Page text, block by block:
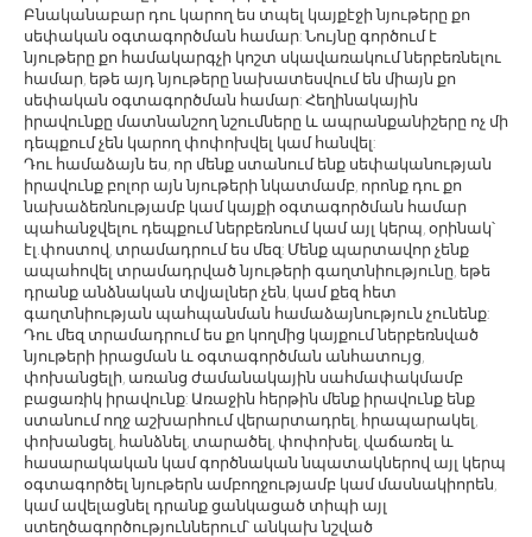
Բնականաբար դու կարող ես տպել կայքէջի նյութերը քո
սեփական օգտագործման համար: Նույնը գործում է
նյութերը քո համակարգչի կոշտ սկավառակում ներբեռնելու
համար, եթե այդ նյութերը նախատեսվում են միայն քո
սեփական օգտագործման համար: Հեղինակային
իրավունքը մատնանշող նշումները և ապրանքանիշերը ոչ մի
դեպքում չեն կարող փոփոխվել կամ հանվել:
Դու համաձայն ես, որ մենք ստանում ենք սեփականության
իրավունք բոլոր այն նյութերի նկատմամբ, որոնք դու քո
նախաձեռնությամբ կամ կայքի օգտագործման համար
պահանջվելու դեպքում ներբեռնում կամ այլ կերպ, օրինակ՝
էլ.փոստով, տրամադրում ես մեզ: Մենք պարտավոր չենք
ապահովել տրամադրված նյութերի գաղտնիությունը, եթե
դրանք անձնական տվյալներ չեն, կամ քեզ հետ
գաղտնիության պահպանման համաձայնություն չունենք:
Դու մեզ տրամադրում ես քո կողմից կայքում ներբեռնված
նյութերի իրացման և օգտագործման անհատույց,
փոխանցելի, առանց ժամանակային սահմափակմամբ
բացառիկ իրավունք: Առաջին հերթին մենք իրավունք ենք
ստանում ողջ աշխարհում վերարտադրել, հրապարակել,
փոխանցել, հանձնել, տարածել, փոփոխել, վաճառել և
հասարակական կամ գործնական նպատակներով այլ կերպ
օգտագործել նյութերն ամբողջությամբ կամ մասնակիորեն,
կամ ավելացնել դրանք ցանկացած տիպի այլ
ստեղծագործություններում՝ անկախ նշված